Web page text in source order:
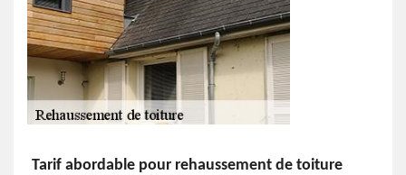
Tarif abordable pour rehaussement de toiture